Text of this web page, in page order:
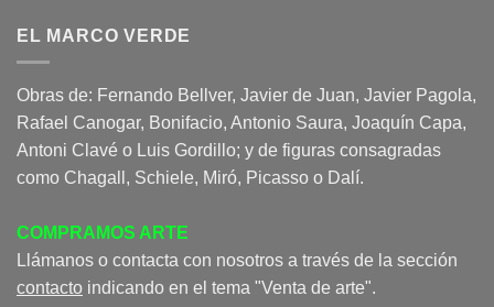
EL MARCO VERDE
Obras de: Fernando Bellver, Javier de Juan, Javier Pagola,
Rafael Canogar, Bonifacio, Antonio Saura, Joaquín Capa,
Antoni Clavé o Luis Gordillo; y de figuras consagradas
como Chagall, Schiele, Miró, Picasso o Dalí.
COMPRAMOS ARTE
Llámanos o contacta con nosotros a través de la sección
contacto indicando en el tema "Venta de arte".